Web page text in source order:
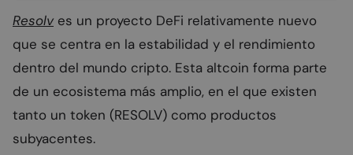
Resolv es un proyecto DeFi relativamente nuevo
que se centra en la estabilidad y el rendimiento
dentro del mundo cripto. Esta altcoin forma parte
de un ecosistema más amplio, en el que existen
tanto un token (RESOLV) como productos
subyacentes.